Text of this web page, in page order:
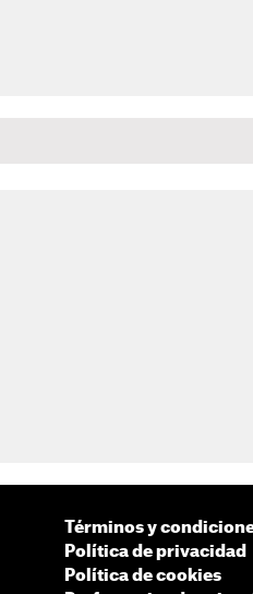
Términos y
Política de privacidad
Política de cookies